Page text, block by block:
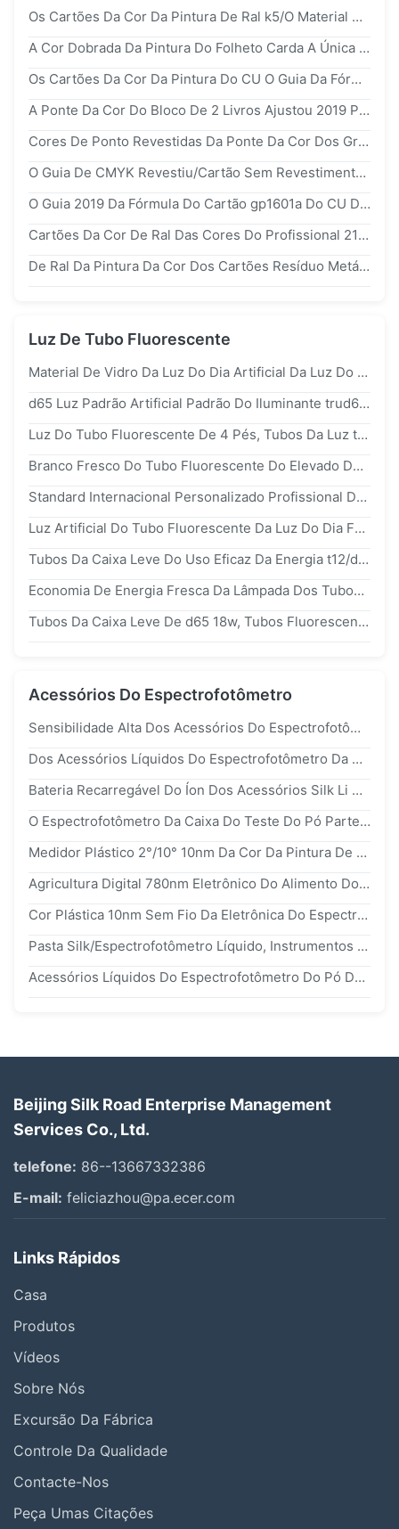
Os Cartões Da Cor Da Pintura De Ral k5/O Material Cartão Da Carta Dobraram O Emperramento Do Folheto
A Cor Dobrada Da Pintura Do Folheto Carda A Única Cor 50 X 150 Milímetros Para Para A Colocação Da Cor
Os Cartões Da Cor Da Pintura Do CU O Guia Da Fórmula Que Visualiza Comunicam gp1601a Pantone Para Gráficos
A Ponte Da Cor Do Bloco De 2 Livros Ajustou 2019 Papéis Revestidos De Pantone gp6102a/Sem Revestimento Contínuos
Cores De Ponto Revestidas Da Ponte Da Cor Dos Gráficos/Sem Revestimento Ajustadas gg1504a De Pantone Do Cartão
O Guia De CMYK Revestiu/Cartão Sem Revestimento gp5101a Da Cor Da Pintura Para A Impressão De Processo Da Cor Quatro
O Guia 2019 Da Fórmula Do Cartão gp1601a Do CU De Pantone Revestido/Sem Revestimento Visualiza Comunica A Cor Para Gráficos
Cartões Da Cor De Ral Das Cores Do Profissional 210, Cartão Da Máscara Da Pintura Tamanho Da Carta De 5 * De 15cm
De Ral Da Pintura Da Cor Dos Cartões Resíduo Metálico Semi/Superfície Clássicos Do Brilho Para A Indústria De Impressão
Luz De Tubo Fluorescente
Material De Vidro Da Luz Do Dia Artificial Da Luz Do Tubo Fluorescente De 60cm Para A Caixa Leve Da Cor
d65 Luz Padrão Artificial Padrão Do Iluminante trud65tm Da Luz Do Dia 6500k
Luz Do Tubo Fluorescente De 4 Pés, Tubos Da Luz tl84 Fluorescente Para Colorimétrico
Branco Fresco Do Tubo Fluorescente Do Elevado Desempenho Para A Iluminação Da Caixa Leve Da Cor
Standard Internacional Personalizado Profissional Do Comprimento Da Luz 60cm Do Tubo Fluorescente
Luz Artificial Do Tubo Fluorescente Da Luz Do Dia F36T8, Lâmpada Do Tubo d65 Fluorescente
Tubos Da Caixa Leve Do Uso Eficaz Da Energia t12/d65 120cm Com Projeto Simples
Economia De Energia Fresca Da Lâmpada Dos Tubos Fluorescentes Do Branco 60cm Por Muito Tempo Com Padrão Americano
Tubos Da Caixa Leve De d65 18w, Tubos Fluorescentes Longos De Vidro Para Colorimétrico
Acessórios Do Espectrofotômetro
Sensibilidade Alta Dos Acessórios Do Espectrofotômetro Do Pó/Pasta Em Testes Da Cor
Dos Acessórios Líquidos Do Espectrofotômetro Da Pasta Do Pó Componentes Universais ns810 ns800 Do Teste
Bateria Recarregável Do Íon Dos Acessórios Silk Li Do Espectrofotômetro 3200mah
O Espectrofotômetro Da Caixa Do Teste Do Pó Parte O Material Do Metal Para A Medição Da Cor
Medidor Plástico 2°/10° 10nm Da Cor Da Pintura De Matéria Têxtil Do Colorímetro Da Medida De Cor Silk
Agricultura Digital 780nm Eletrônico Do Alimento Do Colorímetro Do Laboratório Silk
Cor Plástica 10nm Sem Fio Da Eletrônica Do Espectrómetro Handheld Portátil De Spectrom Silk
Pasta Silk/Espectrofotômetro Líquido, Instrumentos Da Medida De Cor Do Metal
Acessórios Líquidos Do Espectrofotômetro Do Pó Do UTC Do Metal
Beijing Silk Road Enterprise Management
Services Co., Ltd.
telefone: 86--13667332386
E-mail: feliciazhou@pa.ecer.com
Links Rápidos
Casa
Produtos
Vídeos
Sobre Nós
Excursão Da Fábrica
Controle Da Qualidade
Contacte-Nos
Peça Umas Citações